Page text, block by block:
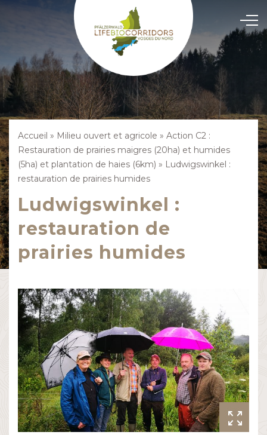
Accueil » Milieu ouvert et agricole » Action C2 :
Restauration de prairies maigres (20ha) et humides
(5ha) et plantation de haies (6km) » Ludwigswinkel :
restauration de prairies humides
Ludwigswinkel :
restauration de
prairies humides